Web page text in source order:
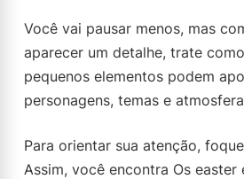
Você vai pausar menos, mas
aparecer um detalhe, trate
pequenos elementos podem
personagens, temas e
Para orientar sua atenção,
Assim, você encontra Os easter